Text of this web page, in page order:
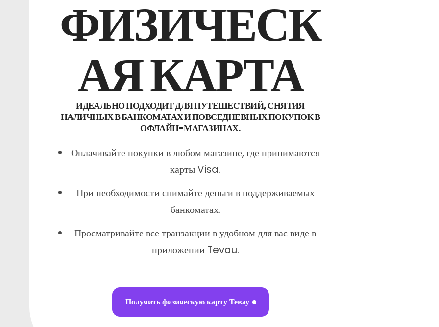
ФИЗИЧЕСК
АЯ КАРТА
ИДЕАЛЬНО ПОДХОДИТ ДЛЯ ПУТЕШЕСТВИЙ, СНЯТИЯ
НАЛИЧНЫХ В БАНКОМАТАХ И ПОВСЕДНЕВНЫХ ПОКУПОК В
ОФЛАЙН-МАГАЗИНАХ.
Оплачивайте покупки в любом магазине, где принимаются
карты Visa.
При необходимости снимайте деньги в поддерживаемых
банкоматах.
Просматривайте все транзакции в удобном для вас виде в
приложении Tevau.
Получить физическую карту Тевау